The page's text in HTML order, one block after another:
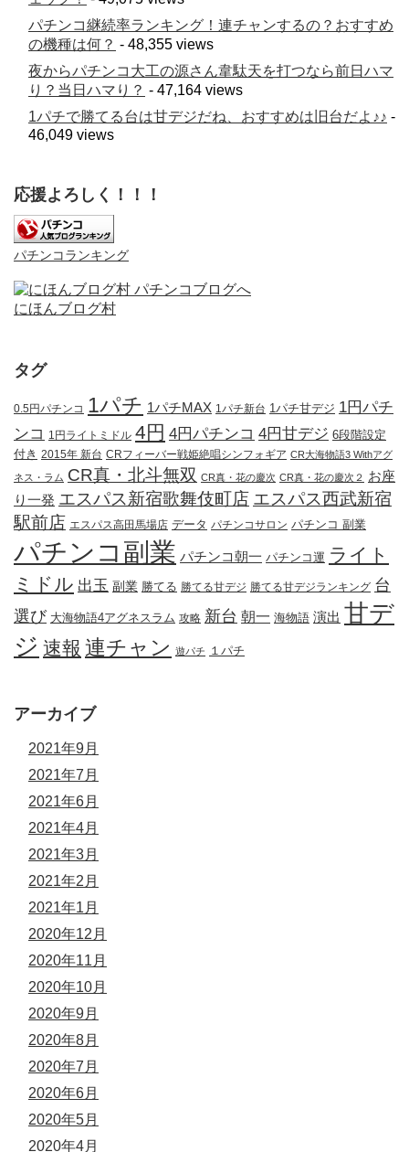
パチンコ継続率ランキング！連チャンするの？おすすめ
の機種は何？ - 48,355 views
夜からパチンコ大工の源さん韋駄天を打つなら前日ハマ
り？当日ハマり？ - 47,164 views
1パチで勝てる台は甘デジだね、おすすめは旧台だよ♪♪ -
46,049 views
応援よろしく！！！
パチンコランキング
にほんブログ村
タグ
0.5円パチンコ 1パチ 1パチMAX 1パチ新台 1パチ甘デジ 1円パチ
ンコ
1円ライトミドル 4円 4円パチンコ 4円甘デジ 6段階設定
付き 2015年 新台 CRフィーバー戦姫絶唱シンフォギア CR大海物語3 Withアグ
ネス・ラム CR真・北斗無双 CR真・花の慶次 CR真・花の慶次２ お座
り一発 エスパス新宿歌舞伎町店 エスパス西武新宿
駅前店 エスパス高田馬場店 データ パチンコサロン パチンコ 副業
パチンコ副業 パチンコ朝一 パチンコ運 ライト
ミドル 出玉 副業 勝てる 勝てる甘デジ 勝てる甘デジランキング 台
選び 大海物語4アグネスラム 攻略 新台 朝一 海物語 演出 甘デ
ジ 速報 連チャン 遊パチ １パチ
アーカイブ
2021年9月
2021年7月
2021年6月
2021年4月
2021年3月
2021年2月
2021年1月
2020年12月
2020年11月
2020年10月
2020年9月
2020年8月
2020年7月
2020年6月
2020年5月
2020年4月